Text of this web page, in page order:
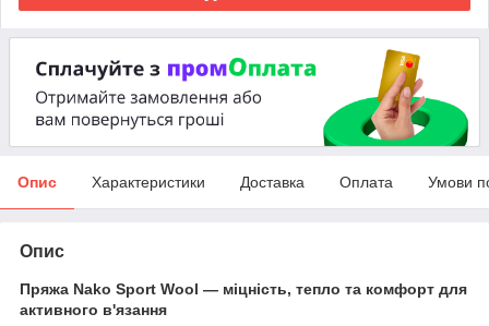
Опис Характеристики Доставка Оплата Умови
Опис
Пряжа Nako Sport Wool — міцність, тепло та комфорт для
активного в'язання